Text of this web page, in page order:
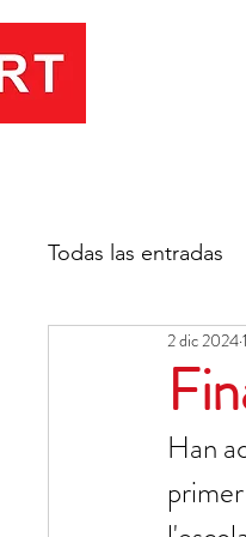
Todas las entradas
2 dic 2024
Han